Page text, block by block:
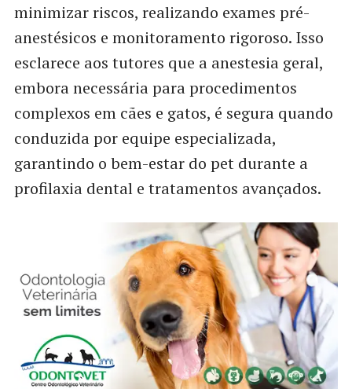
minimizar riscos, realizando exames pré-
anestésicos e monitoramento rigoroso. Isso
esclarece aos tutores que a anestesia geral,
embora necessária para procedimentos
complexos em cães e gatos, é segura quando
conduzida por equipe especializada,
garantindo o bem-estar do pet durante a
profilaxia dental e tratamentos avançados.